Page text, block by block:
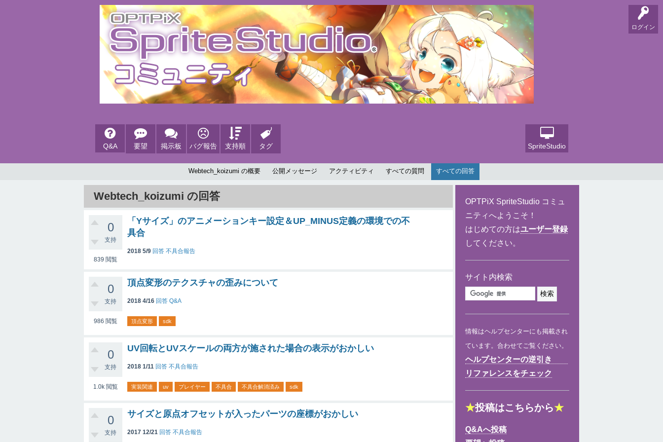
ログイン
Q&A 要望 掲示板 バグ報告 支持順 タグ SpriteStudio
Webtech_koizumi の概要 公開メッセージ アクティビティ すべての質問 すべての回答
Webtech_koizumi の回答
0
支持
839 閲覧
「Yサイズ」のアニメーションキー設定＆UP_MINUS定義の環境での不
具合
2018 5/9 回答 不具合報告
0
支持
986 閲覧
頂点変形のテクスチャの歪みについて
2018 4/16 回答 Q&A
頂点変形 sdk
0
支持
1.0k 閲覧
UV回転とUVスケールの両方が施された場合の表示がおかしい
2018 1/11 回答 不具合報告
実装関連 uv プレイヤー 不具合 不具合解消済み sdk
0
支持
サイズと原点オフセットが入ったパーツの座標がおかしい
2017 12/21 回答 不具合報告
OPTPiX SpriteStudio コミュ
ニティへようこそ！
はじめての方はユーザー登録
してください。
サイト内検索
情報はヘルプセンターにも掲載され
ています。合わせてご覧ください。
ヘルプセンターの逆引き
リファレンスをチェック
★投稿はこちらから★
Q&Aへ投稿